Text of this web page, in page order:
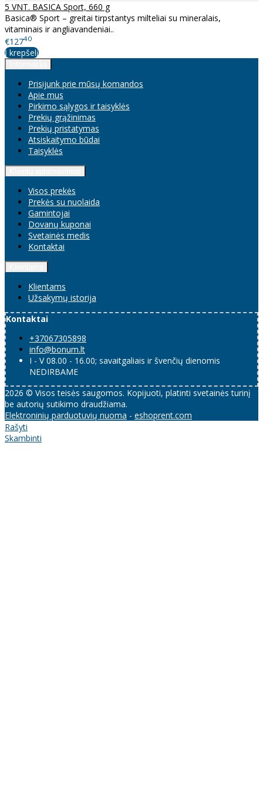
5 VNT. BASICA Sport, 660 g
Basica® Sport – greitai tirpstantys milteliai su mineralais,
vitaminais ir angliavandeniai..
€12740
Į krepšelį
Prisijunk prie mūsų komandos
Apie mus
Pirkimo sąlygos ir taisyklės
Prekių grąžinimas
Prekių pristatymas
Atsiskaitymo būdai
Taisyklės
Visos prekės
Prekės su nuolaida
Gamintojai
Dovanų kuponai
Svetainės medis
Kontaktai
Klientams
Užsakymų istorija
Kontaktai
+37067305898
info@bonum.lt
I - V 08.00 - 16.00; savaitgaliais ir švenčių dienomis
NEDIRBAME
2026 © Visos teisės saugomos. Kopijuoti, platinti svetainės turinį
be autorių sutikimo draudžiama.
Elektroninių parduotuvių nuoma - eshoprent.com
Rašyti
Skambinti